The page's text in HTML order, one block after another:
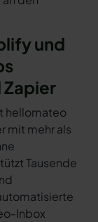
und
hellomateo
mit mehr als
Tausende
Inbox